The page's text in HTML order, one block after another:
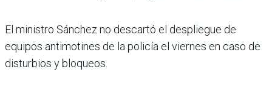
El ministro Sánchez no descartó el despliegue de
equipos antimotines de la policía el viernes en caso de
disturbios y bloqueos.